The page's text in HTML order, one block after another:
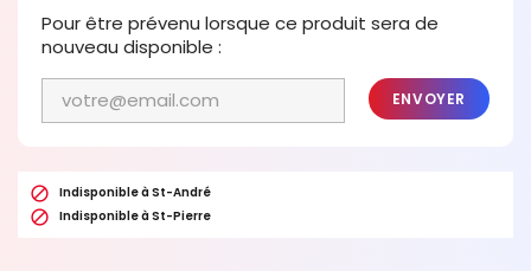
Pour être prévenu lorsque ce produit sera de
nouveau disponible :
ENVOYER
 Indisponible à St-André
 Indisponible à St-Pierre